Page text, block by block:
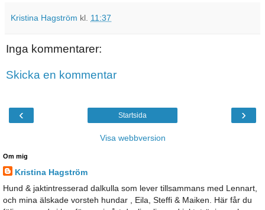
Kristina Hagström kl. 11:37
Inga kommentarer:
Skicka en kommentar
‹ ›
Startsida
Visa webbversion
Om mig
Kristina Hagström
Hund & jaktintresserad dalkulla som lever tillsammans med Lennart,
och mina älskade vorsteh hundar , Eila, Steffi & Maiken. Här får du